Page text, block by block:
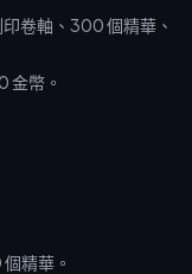
印卷軸、300 個精華、
幣。
精華。